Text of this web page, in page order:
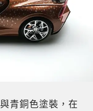
青銅色塗裝，在